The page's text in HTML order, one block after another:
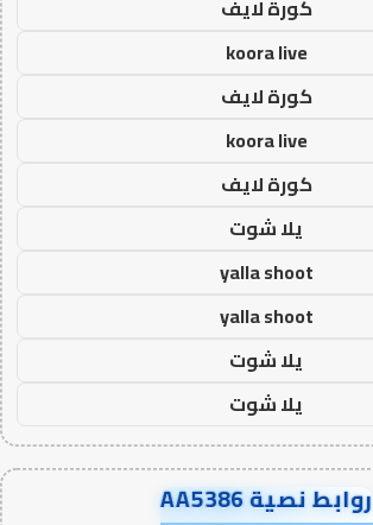
كورة لايف
koora live
كورة لايف
koora live
كورة لايف
يلا شوت
yalla shoot
yalla shoot
يلا شوت
يلا شوت
روابط نصية AA5386